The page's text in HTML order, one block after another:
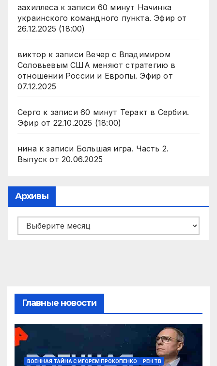
аахиллесак записи 60 минут Начинка
украинского командного пункта. Эфир от
26.12.2025 (18:00)
виктор к записи Вечер с Владимиром
Соловьевым США меняют стратегию в
отношении России и Европы. Эфир от
07.12.2025
Серго к записи 60 минут Теракт в Сербии.
Эфир от 22.10.2025 (18:00)
нинак записи Большая игра. Часть 2.
Выпуск от 20.06.2025
Архивы
Архивы
Главные новости
ВОЕННАЯ ТАЙНА С ИГОРЕМ ПРОКОПЕНКО РЕН ТВ